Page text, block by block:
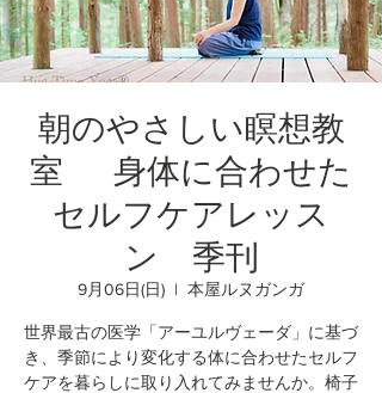
朝のやさしい瞑想教
室 身体に合わせた
セルフケアレッス
ン 季刊
9月06日(日)
  |
本屋ルヌガンガ
世界最古の医学「アーユルヴェーダ」に基づ
き、季節により変化する体に合わせたセルフ
ケアを暮らしに取り入れてみませんか。椅子